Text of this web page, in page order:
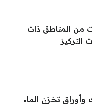
من المناطق ذات
التركيز
وأوراق تخزن الماء